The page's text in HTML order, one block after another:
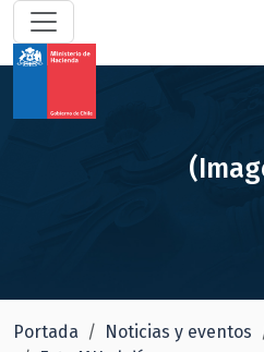
Portada Noticias y eventos